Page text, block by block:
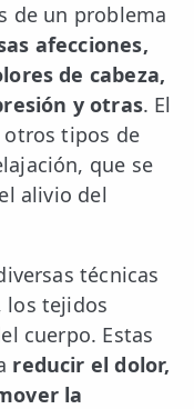
de un problema
afecciones,
de cabeza,
y otras. El
tipos de
que se
alivio del
técnicas
los tejidos
cuerpo. Estas
reducir el dolor,
la